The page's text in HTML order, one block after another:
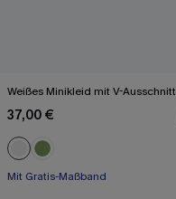
Weißes Minikleid mit V-Ausschnitt
37,00 €
Mit Gratis-Maßband